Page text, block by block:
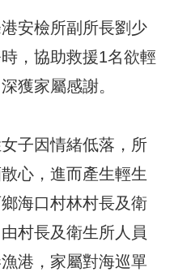
安檢所副所長劉少
，協助救援1名欲輕
獲家屬感謝。
子因情緒低落，所
心，進而產生輕生
海口村林村長及衛
村長及衛生所人員
港，家屬對海巡單